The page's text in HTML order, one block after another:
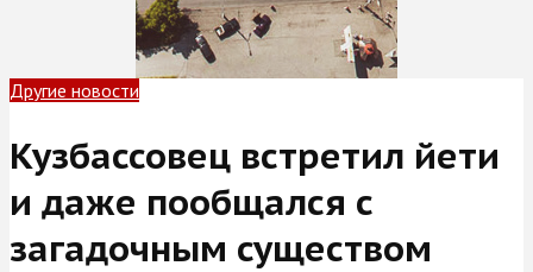
Другие новости
Кузбассовец встретил йети
и даже пообщался с
загадочным существом